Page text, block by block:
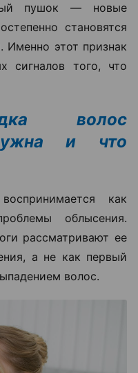
пушок — новые
становятся
этот признак
сигналов того, что
волос
и что
как
облысения.
рассматривают ее
а не как первый
волос.